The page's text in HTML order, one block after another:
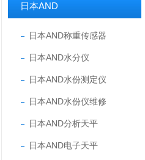
日本AND
日本AND称重传感器
日本AND水分仪
日本AND水份测定仪
日本AND水份仪维修
日本AND分析天平
日本AND电子天平